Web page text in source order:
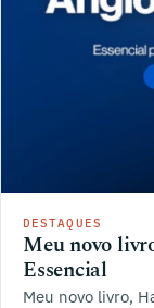
DESTAQUES
Meu novo
Essencial
Meu novo livro,